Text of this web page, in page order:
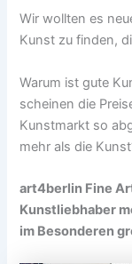
Wir wollten es
Kunst zu finden,
Warum ist gute
scheinen die
Kunstmarkt so
mehr als die
art4berlin Fine
Kunstliebhaber
im Besonderen